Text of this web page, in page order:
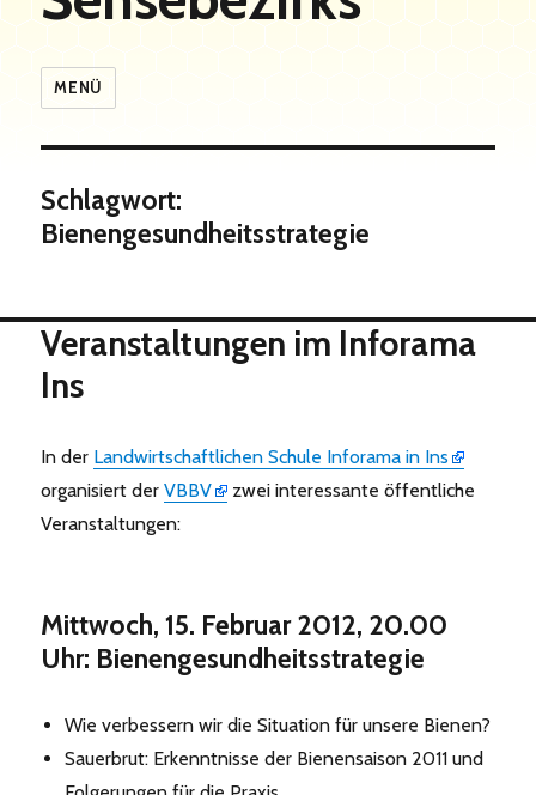
MENÜ
Schlagwort:
Bienengesundheitsstrategie
Veranstaltungen im Inforama
Ins
In der Landwirtschaftlichen Schule Inforama in Ins
organisiert derVBBV
zwei interessante öffentliche
Veranstaltungen:
Mittwoch, 15. Februar 2012, 20.00
Uhr: Bienengesundheitsstrategie
Wie verbessern wir die Situation für unsere Bienen?
Sauerbrut: Erkenntnisse der Bienensaison 2011 und